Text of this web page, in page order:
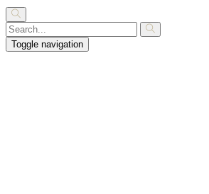
Toggle navigation